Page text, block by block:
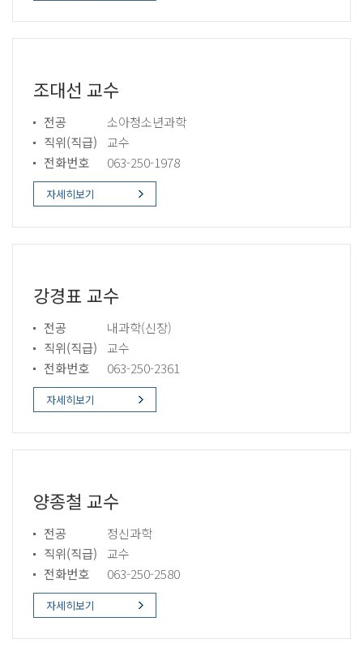
조대선 교수
전공
소아청소년과학
직위(직급)
교수
전화번호
063-250-1978
자세히보기
강경표 교수
전공
내과학(신장)
직위(직급)
교수
전화번호
063-250-2361
자세히보기
양종철 교수
전공
정신과학
직위(직급)
교수
전화번호
063-250-2580
자세히보기